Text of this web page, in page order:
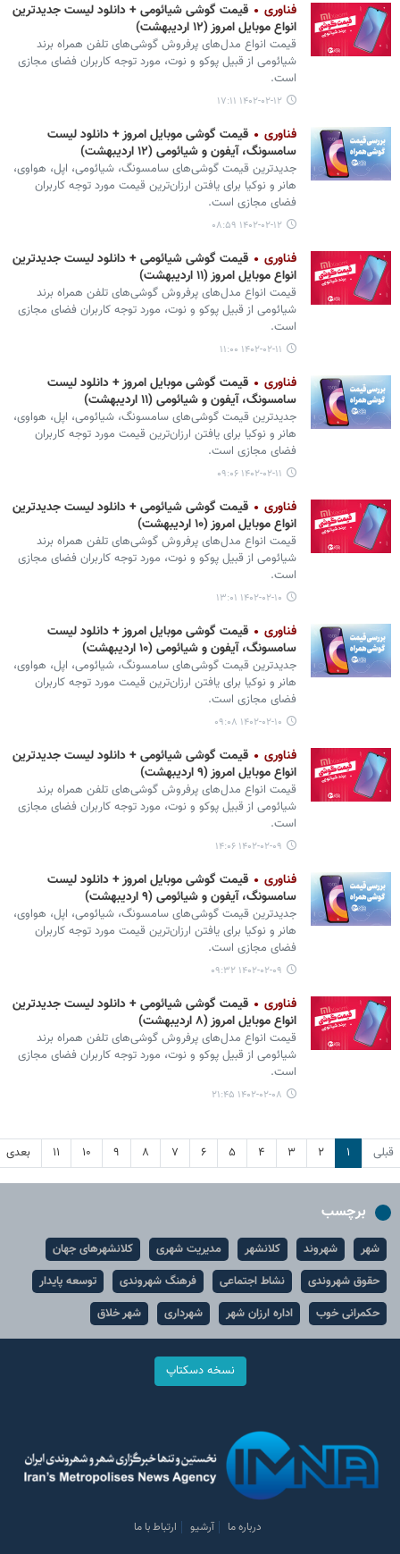
فناوری
قیمت گوشی‌ شیائومی + دانلود لیست جدیدترین
انواع موبایل امروز (۱۲ اردیبهشت)
قیمت انواع مدل‌های پرفروش گوشی‌های تلفن همراه برند
شیائومی از قبیل پوکو و نوت، مورد توجه کاربران فضای مجازی
است.
۱۴۰۲-۰۲-۱۲ ۱۷:۱۱
فناوری
قیمت گوشی موبایل امروز + دانلود لیست
سامسونگ، آیفون و شیائومی (۱۲ اردیبهشت)
جدیدترین قیمت گوشی‌های سامسونگ، شیائومی، اپل، هواوی،
هانر و نوکیا برای یافتن ارزان‌ترین قیمت مورد توجه کاربران
فضای مجازی است.
۱۴۰۲-۰۲-۱۲ ۰۸:۵۹
فناوری
قیمت گوشی‌ شیائومی + دانلود لیست جدیدترین
انواع موبایل امروز (۱۱ اردیبهشت)
قیمت انواع مدل‌های پرفروش گوشی‌های تلفن همراه برند
شیائومی از قبیل پوکو و نوت، مورد توجه کاربران فضای مجازی
است.
۱۴۰۲-۰۲-۱۱ ۱۱:۰۰
فناوری
قیمت گوشی موبایل امروز + دانلود لیست
سامسونگ، آیفون و شیائومی (۱۱ اردیبهشت)
جدیدترین قیمت گوشی‌های سامسونگ، شیائومی، اپل، هواوی،
هانر و نوکیا برای یافتن ارزان‌ترین قیمت مورد توجه کاربران
فضای مجازی است.
۱۴۰۲-۰۲-۱۱ ۰۹:۰۶
فناوری
قیمت گوشی‌ شیائومی + دانلود لیست جدیدترین
انواع موبایل امروز (۱۰ اردیبهشت)
قیمت انواع مدل‌های پرفروش گوشی‌های تلفن همراه برند
شیائومی از قبیل پوکو و نوت، مورد توجه کاربران فضای مجازی
است.
۱۴۰۲-۰۲-۱۰ ۱۳:۰۱
فناوری
قیمت گوشی موبایل امروز + دانلود لیست
سامسونگ، آیفون و شیائومی (۱۰ اردیبهشت)
جدیدترین قیمت گوشی‌های سامسونگ، شیائومی، اپل، هواوی،
هانر و نوکیا برای یافتن ارزان‌ترین قیمت مورد توجه کاربران
فضای مجازی است.
۱۴۰۲-۰۲-۱۰ ۰۹:۰۸
فناوری
قیمت گوشی‌ شیائومی + دانلود لیست جدیدترین
انواع موبایل امروز (۹ اردیبهشت)
قیمت انواع مدل‌های پرفروش گوشی‌های تلفن همراه برند
شیائومی از قبیل پوکو و نوت، مورد توجه کاربران فضای مجازی
است.
۱۴۰۲-۰۲-۰۹ ۱۴:۰۶
فناوری
قیمت گوشی موبایل امروز + دانلود لیست
سامسونگ، آیفون و شیائومی (۹ اردیبهشت)
جدیدترین قیمت گوشی‌های سامسونگ، شیائومی، اپل، هواوی،
هانر و نوکیا برای یافتن ارزان‌ترین قیمت مورد توجه کاربران
فضای مجازی است.
۱۴۰۲-۰۲-۰۹ ۰۹:۳۲
فناوری
قیمت گوشی‌ شیائومی + دانلود لیست جدیدترین
انواع موبایل امروز (۸ اردیبهشت)
قیمت انواع مدل‌های پرفروش گوشی‌های تلفن همراه برند
شیائومی از قبیل پوکو و نوت، مورد توجه کاربران فضای مجازی
است.
۱۴۰۲-۰۲-۰۸ ۲۱:۴۵
قبلی ۱ ۲ ۳ ۴ ۵ ۶ ۷ ۸ ۹ ۱۰ ۱۱ بعدی
برچسب
شهر شهروند کلانشهر مدیریت شهری
کلانشهرهای جهان
حقوق شهروندی
نشاط اجتماعی فرهنگ شهروندی
توسعه پایدار
حکمرانی خوب
اداره ارزان شهر شهرداری شهر خلاق
نسخه دسکتاپ
درباره ما آرشیو ارتباط با ما